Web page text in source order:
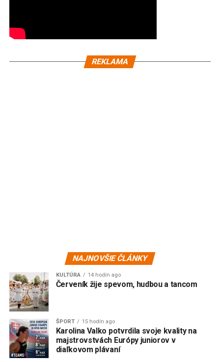
REKLAMA
NAJNOVŠIE ČLÁNKY
KULTÚRA 14 hodín ago
Červeník žije spevom, hudbou a tancom
ŠPORT 15 hodín ago
Karolina Valko potvrdila svoje kvality na
majstrovstvách Európy juniorov v
diaľkovom plávaní